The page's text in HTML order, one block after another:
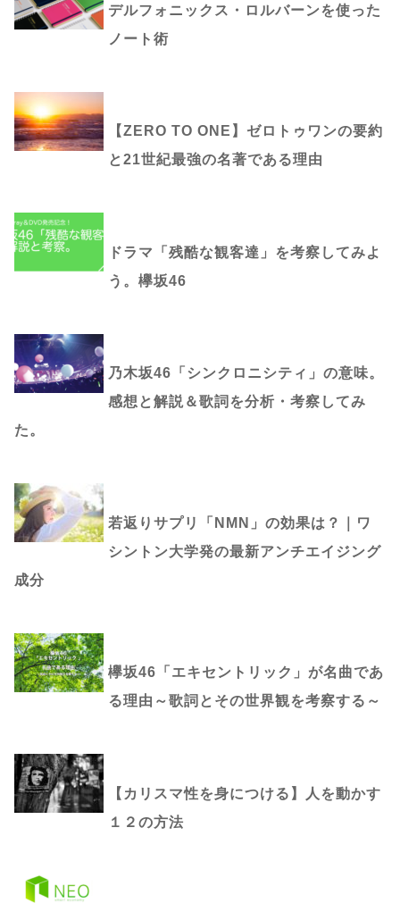
デルフォニックス・ロルバーンを使った
ノート術
【ZERO TO ONE】ゼロトゥワンの要約
と21世紀最強の名著である理由
ドラマ「残酷な観客達」を考察してみよ
う。欅坂46
乃木坂46「シンクロニシティ」の意味。
感想と解説＆歌詞を分析・考察してみ
た。
若返りサプリ「NMN」の効果は？｜ワ
シントン大学発の最新アンチエイジング
成分
欅坂46「エキセントリック」が名曲であ
る理由～歌詞とその世界観を考察する～
【カリスマ性を身につける】人を動かす
１２の方法